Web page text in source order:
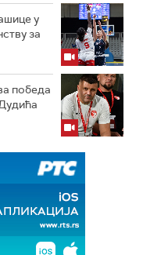
у
за
победа